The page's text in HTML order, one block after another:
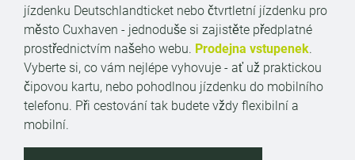
jízdenku Deutschlandticket nebo čtvrtletní jízdenku pro
město Cuxhaven - jednoduše si zajistěte předplatné
prostřednictvím našeho webu. Prodejna vstupenek.
Vyberte si, co vám nejlépe vyhovuje - ať už praktickou
čipovou kartu, nebo pohodlnou jízdenku do mobilního
telefonu. Při cestování tak budete vždy flexibilní a
mobilní.